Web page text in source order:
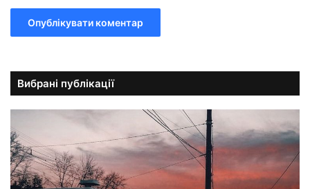
Вибрані публікації
в
т
о
б